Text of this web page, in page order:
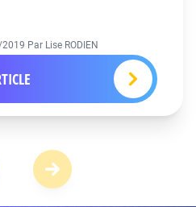
Par Lise RODIEN